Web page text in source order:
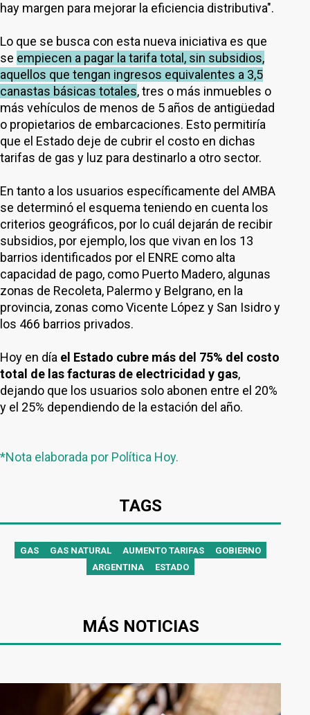
hay margen para mejorar la eficiencia distributiva".
Lo que se busca con esta nueva iniciativa es que
se empiecen a pagar la tarifa total, sin subsidios,
aquellos que tengan ingresos equivalentes a 3,5
canastas básicas totales, tres o más inmuebles o
más vehículos de menos de 5 años de antigüedad
o propietarios de embarcaciones. Esto permitiría
que el Estado deje de cubrir el costo en dichas
tarifas de gas y luz para destinarlo a otro sector.
En tanto a los usuarios específicamente del AMBA
se determinó el esquema teniendo en cuenta los
criterios geográficos, por lo cuál dejarán de recibir
subsidios, por ejemplo, los que vivan en los 13
barrios identificados por el ENRE como alta
capacidad de pago, como Puerto Madero, algunas
zonas de Recoleta, Palermo y Belgrano, en la
provincia, zonas como Vicente López y San Isidro y
los 466 barrios privados.
Hoy en día el Estado cubre más del 75% del costo
total de las facturas de electricidad y gas,
dejando que los usuarios solo abonen entre el 20%
y el 25% dependiendo de la estación del año.
*Nota elaborada por Política Hoy.
TAGS
GAS GAS NATURAL AUMENTO TARIFAS
GOBIERNO
ARGENTINA
ESTADO
MÁS NOTICIAS